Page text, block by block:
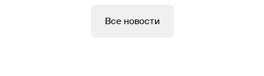
Все новости